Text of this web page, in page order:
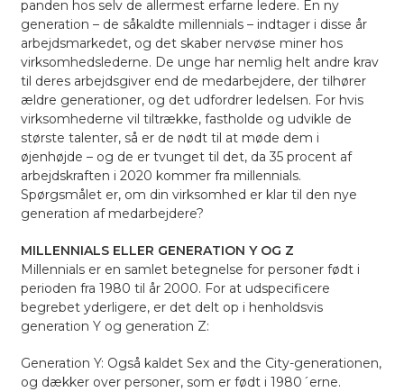
panden hos selv de allermest erfarne ledere. En ny
generation – de såkaldte millennials – indtager i disse år
arbejdsmarkedet, og det skaber nervøse miner hos
virksomhedslederne. De unge har nemlig helt andre krav
til deres arbejdsgiver end de medarbejdere, der tilhører
ældre generationer, og det udfordrer ledelsen. For hvis
virksomhederne vil tiltrække, fastholde og udvikle de
største talenter, så er de nødt til at møde dem i
øjenhøjde – og de er tvunget til det, da 35 procent af
arbejdskraften i 2020 kommer fra millennials.
Spørgsmålet er, om din virksomhed er klar til den nye
generation af medarbejdere?
MILLENNIALS ELLER GENERATION Y OG Z
Millennials er en samlet betegnelse for personer født i
perioden fra 1980 til år 2000. For at udspecificere
begrebet yderligere, er det delt op i henholdsvis
generation Y og generation Z:
Generation Y: Også kaldet Sex and the City-generationen,
og dækker over personer, som er født i 1980´erne.